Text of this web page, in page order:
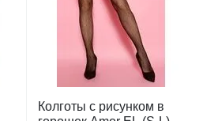
Колготы c рисунком в